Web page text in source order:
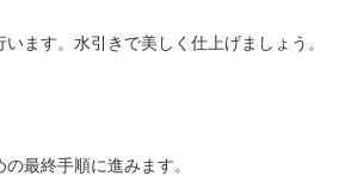
ます。水引きで美しく仕上げましょう。
最終手順に進みます。